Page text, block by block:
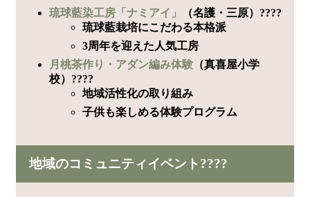
琉球藍染工房「ナミアイ」
（名護・三原）????
琉球藍栽培にこだわる本格派
3周年を迎えた人気工房
月桃茶作り・アダン編み体験 （真喜屋小学
校）????
地域活性化の取り組み
子供も楽しめる体験プログラム
地域のコミュニティイベント????